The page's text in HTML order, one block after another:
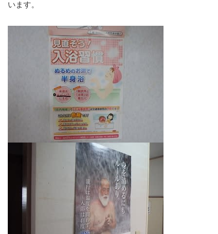
います。